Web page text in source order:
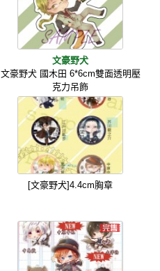
文豪野犬
文豪野犬 國木田 6*6cm雙面透明壓
克力吊飾
[文豪野犬]4.4cm胸章